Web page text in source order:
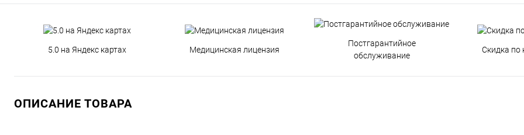
5.0 на Яндекс картах Медицинская лицензия
Постгарантийное
обслуживание
Скидка по
ОПИСАНИЕ ТОВАРА